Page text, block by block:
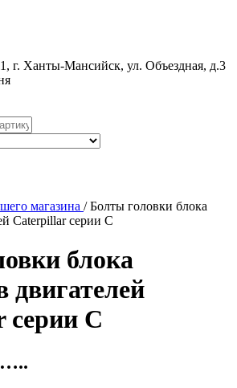
г. Ханты-Мансийск, ул. Объездная, д.3
магазина /Болты головки блока
Caterpillar серии C
блока
двигателей
C